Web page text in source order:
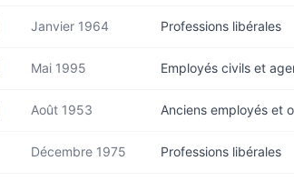
Janvier 1964 Professions libérales
Mai 1995 Employés civils et
Août 1953 Anciens employés et
Décembre 1975 Professions libérales